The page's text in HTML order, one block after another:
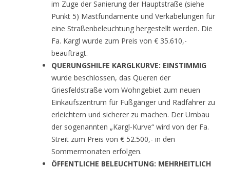
im Zuge der Sanierung der Hauptstraße (siehe
Punkt 5) Mastfundamente und Verkabelungen für
eine Straßenbeleuchtung hergestellt werden. Die
Fa. Kargl wurde zum Preis von € 35.610,-
beauftragt.
QUERUNGSHILFE KARGLKURVE: EINSTIMMIG
wurde beschlossen, das Queren der
Griesfeldstraße vom Wohngebiet zum neuen
Einkaufszentrum für Fußgänger und Radfahrer zu
erleichtern und sicherer zu machen. Der Umbau
der sogenannten „Kargl-Kurve“ wird von der Fa.
Streit zum Preis von € 52.500,- in den
Sommermonaten erfolgen.
ÖFFENTLICHE BELEUCHTUNG: MEHRHEITLICH